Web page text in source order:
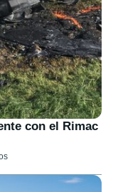
con el Rimac